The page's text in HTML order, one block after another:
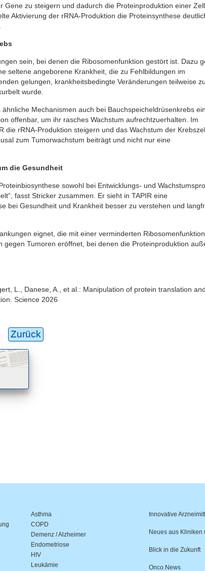
zu steigern und dadurch die Proteinproduktion einer
Aktivierung der rRNA-Produktion die Proteinsynthese
sein, bei denen die Ribosomenfunktion gestört ist. Dazu
seltene angeborene Krankheit, die zu Fehlbildungen im
gelungen, krankheitsbedingte Veränderungen teilweise zu
wurde.
Mechanismen auch bei Bauchspeicheldrüsenkrebs
offenbar, um ihr rasches Wachstum aufrechtzuerhalten. Im
die rRNA-Produktion steigern und das Wachstum der
zum Tumorwachstum beiträgt und nicht nur eine
die Gesundheit
sowohl bei Entwicklungs- und
fasst Stricker zusammen. Er sieht in TAPIR eine
bei Gesundheit und Krankheit besser zu verstehen und
eignet, die mit einer verminderten Ribosomenfunktion
Tumoren eröffnet, bei denen die Proteinproduktion
L., Danese, A., et al.: Manipulation of protein translation
Science 2026
Zurück
Asthma
COPD
Demenz / Alzheimer
Endometriose
HIV
Leukämie
Innovative
Neues aus Kliniken
Blick in die Zukunft
Onco.News